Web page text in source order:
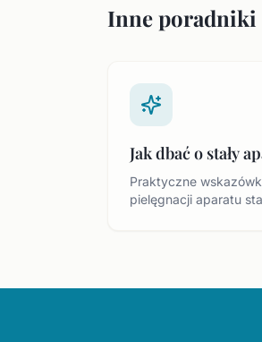
Inne poradniki
Jak dbać o stały
Praktyczne
pielęgnacji aparatu